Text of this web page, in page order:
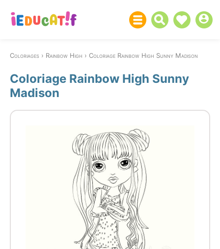
Coloriages Rainbow High Coloriage Rainbow High Sunny Madison
Coloriage Rainbow High Sunny
Madison